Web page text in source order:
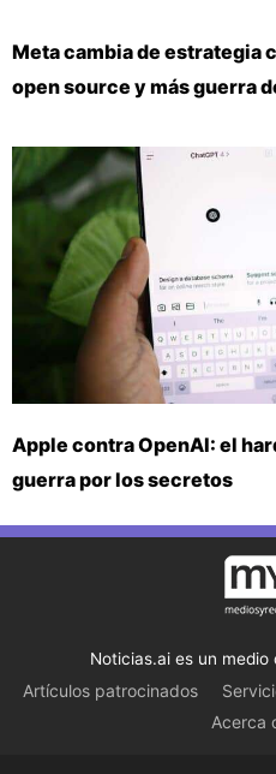
Meta cambia de estrategia
open source y más guerra
Apple contra OpenAI: el
guerra por los secretos
Noticias.ai es un medio
Artículos patrocinados
Acerca